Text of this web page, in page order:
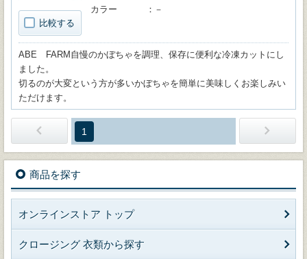
比較する
カラー
－
ABE FARM自慢のかぼちゃを調理、保存に便利な冷凍カットにし
ました。
切るのが大変という方が多いかぼちゃを簡単に美味しくお楽しみい
ただけます。
1
商品を探す
オンラインストア トップ
クロージング 衣類から探す